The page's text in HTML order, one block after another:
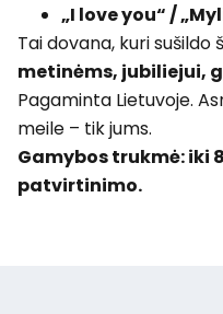
„I love you“ /
Tai dovana, kuri sušildo
metinėms, jubiliejui,
Pagaminta Lietuvoje.
meile – tik jums.
Gamybos trukmė: iki
patvirtinimo.